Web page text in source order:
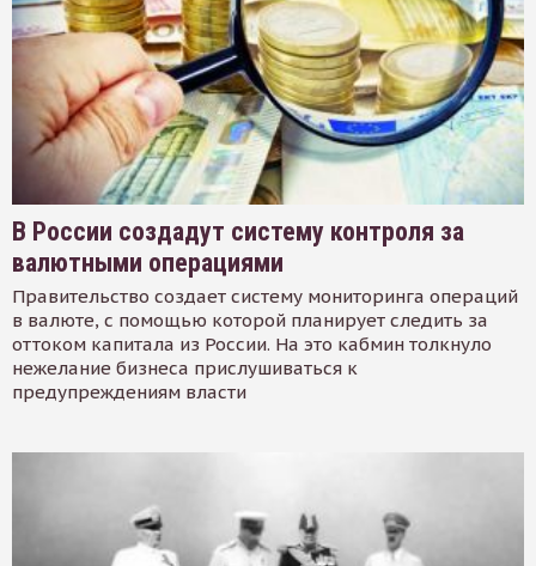
В России создадут систему контроля за
валютными операциями
Правительство создает систему мониторинга операций
в валюте, с помощью которой планирует следить за
оттоком капитала из России. На это кабмин толкнуло
нежелание бизнеса прислушиваться к
предупреждениям власти